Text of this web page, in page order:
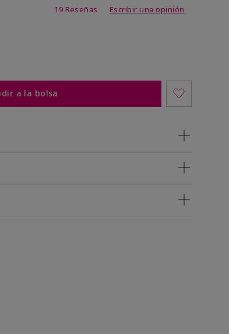
19 Reseñas Escribir una opinión
a la bolsa